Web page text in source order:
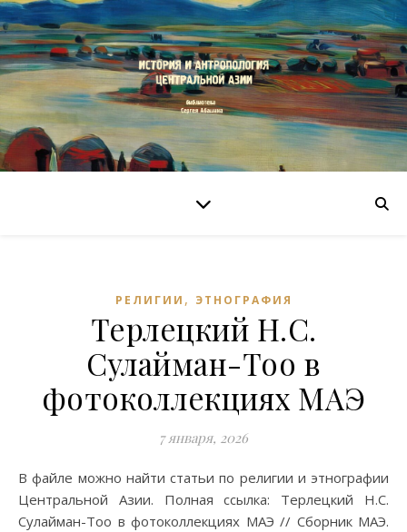
РЕЛИГИИ , ЭТНОГРАФИЯ
Терлецкий Н.С.
Сулайман-Тоо в
фотоколлекциях МАЭ
7 января, 2026
В файле можно найти статьи по религии и этнографии
Центральной Азии. Полная ссылка: Терлецкий Н.С.
Сулайман-Тоо в фотоколлекциях МАЭ // Сборник МАЭ.